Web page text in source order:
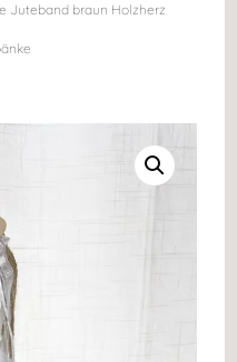
Juteband braun Holzherz